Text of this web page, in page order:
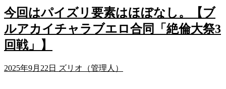
今回はパイズリ要素はほぼなし。【ブ
ルアカイチャラブエロ合同「絶倫大祭3
回戦」】
2025年9月22日 ズリオ（管理人）